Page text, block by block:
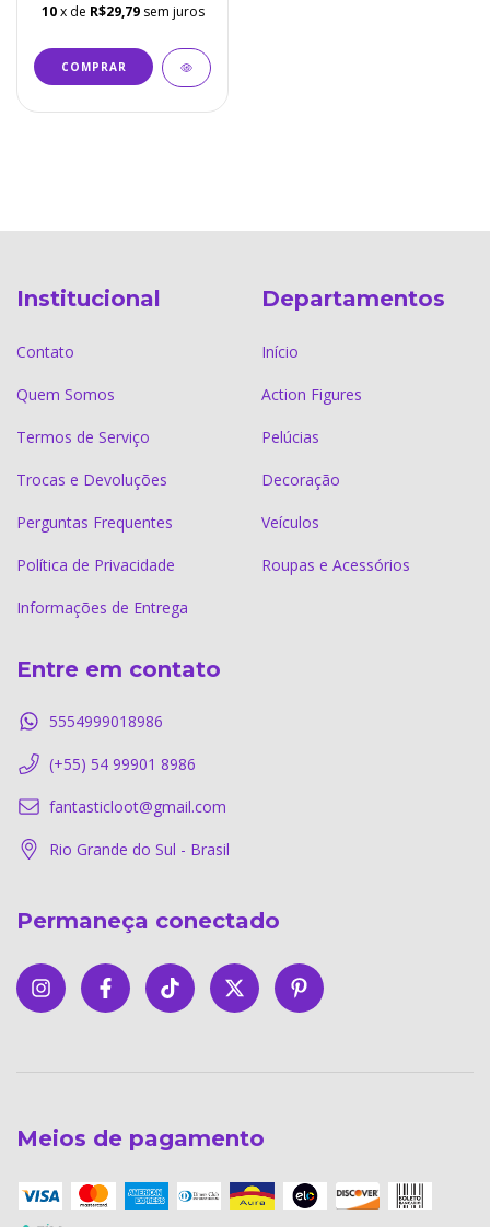
10 x de R$29,79 sem juros
COMPRAR
Institucional
Contato
Quem Somos
Termos de Serviço
Trocas e Devoluções
Perguntas Frequentes
Política de Privacidade
Informações de Entrega
Departamentos
Início
Action Figures
Pelúcias
Decoração
Veículos
Roupas e Acessórios
Entre em contato
5554999018986
(+55) 54 99901 8986
fantasticloot@gmail.com
Rio Grande do Sul - Brasil
Permaneça conectado
Meios de pagamento